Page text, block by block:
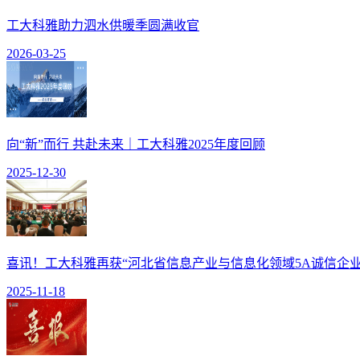
工大科雅助力泗水供暖季圆满收官
2026-03-25
向“新”而行 共赴未来｜工大科雅2025年度回顾
2025-12-30
喜讯！工大科雅再获“河北省信息产业与信息化领域5A诚信企
2025-11-18